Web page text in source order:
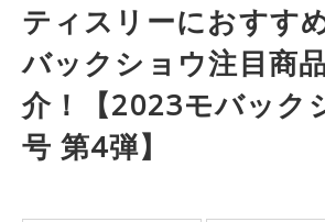
ティスリーにおすす
バックショウ注目商
介！【2023モバック
号 第4弾】